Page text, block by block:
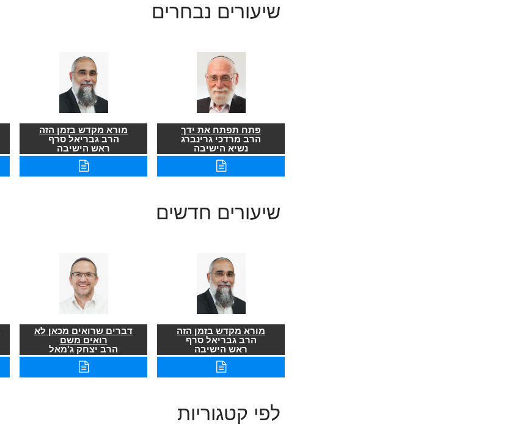
שיעורים נבחרים
פתח תפתח את ידך
הרב מרדכי גרינברג
נשיא הישיבה
מורא מקדש בזמן הזה
הרב גבריאל סרף
ראש הישיבה
שיעורים חדשים
מורא מקדש בזמן הזה
הרב גבריאל סרף
ראש הישיבה
דברים שרואים מכאן לא
רואים משם
הרב יצחק ג'מאל
לפי קטגוריות